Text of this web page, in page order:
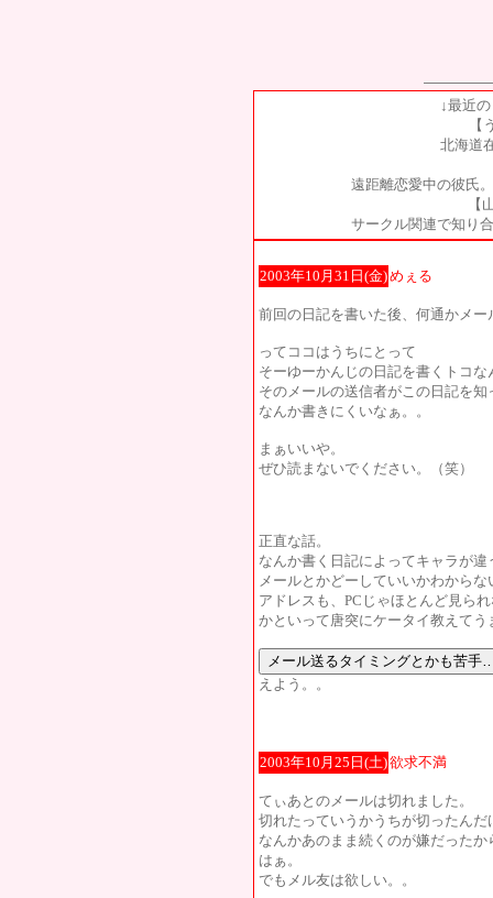
↓最近
【
北海道
遠距離恋愛中の彼氏
【
サークル関連で知り
2003年10月31日(金)めぇる
前回の日記を書いた後、何通かメー
ってココはうちにとって
そーゆーかんじの日記を書くトコな
そのメールの送信者がこの日記を知
なんか書きにくいなぁ。。
まぁいいや。
ぜひ読まないでください。（笑）
正直な話。
なんか書く日記によってキャラが違
メールとかどーしていいかわからな
アドレスも、PCじゃほとんど見ら
かといって唐突にケータイ教えて
えよう。。
2003年10月25日(土)欲求不満
てぃあとのメールは切れました。
切れたっていうかうちが切ったんだ
なんかあのまま続くのが嫌だったか
はぁ。
でもメル友は欲しい。。